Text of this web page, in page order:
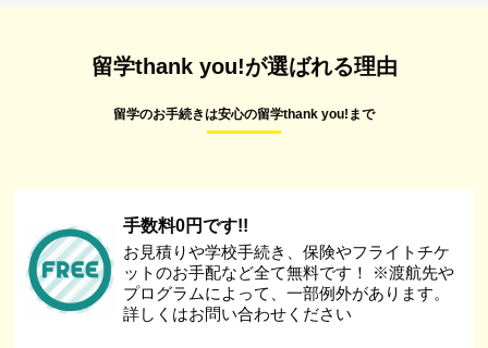
留学thank you!が選ばれる理由
留学のお手続きは安心の留学thank you!まで
手数料0円です!!
お見積りや学校手続き、保険やフライトチケ
ットのお手配など全て無料です！ ※渡航先や
プログラムによって、一部例外があります。
詳しくはお問い合わせください